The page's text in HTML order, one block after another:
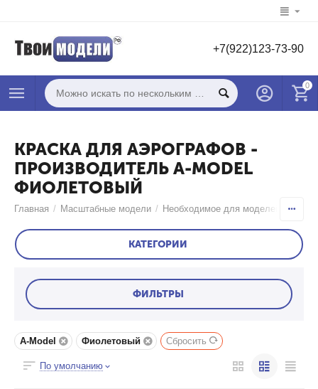
+7(922)123-73-90
0
КРАСКА ДЛЯ АЭРОГРАФОВ -
ПРОИЗВОДИТЕЛЬ A-MODEL
ФИОЛЕТОВЫЙ
Главная / Масштабные модели / Необходимое для моделей
КАТЕГОРИИ
ФИЛЬТРЫ
A-Model Фиолетовый Сбросить
По умолчанию